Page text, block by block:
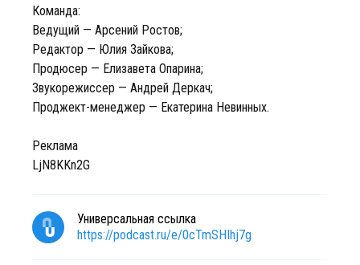
Команда:
Ведущий — Арсений Ростов;
Редактор — Юлия Зайкова;
Продюсер — Елизавета Опарина;
Звукорежиссер — Андрей Деркач;
Проджект-менеджер — Екатерина Невинных.
Реклама
LjN8KKn2G
Универсальная ссылка
https://podcast.ru/e/0cTmSHIhj7g